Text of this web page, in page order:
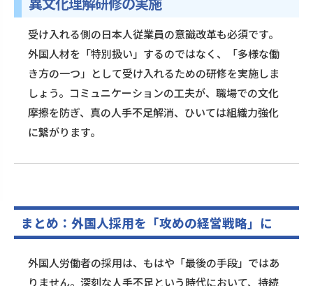
受け入れる側の日本人従業員の意識改革も必須です。
外国人材を「特別扱い」するのではなく、「多様な働
き方の一つ」として受け入れるための研修を実施しま
しょう。コミュニケーションの工夫が、職場での文化
摩擦を防ぎ、真の人手不足解消、ひいては組織力強化
に繋がります。
まとめ：外国人採用を「攻めの経営戦略」に
外国人労働者の採用は、もはや「最後の手段」ではあ
りません。深刻な人手不足という時代において、持続